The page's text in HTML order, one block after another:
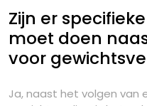
Zijn er
moet doen
voor
Ja, naast het volgen van